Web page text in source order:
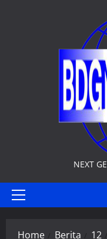
NEXT
Primary
Home Berita 12